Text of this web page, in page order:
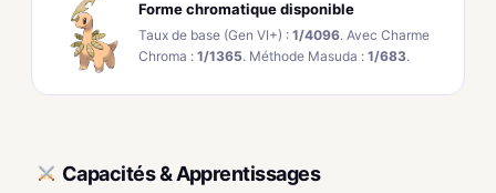
Forme chromatique disponible
Taux de base (Gen VI+) : 1/4096. Avec Charme
Chroma : 1/1365. Méthode Masuda : 1/683.
Capacités & Apprentissages